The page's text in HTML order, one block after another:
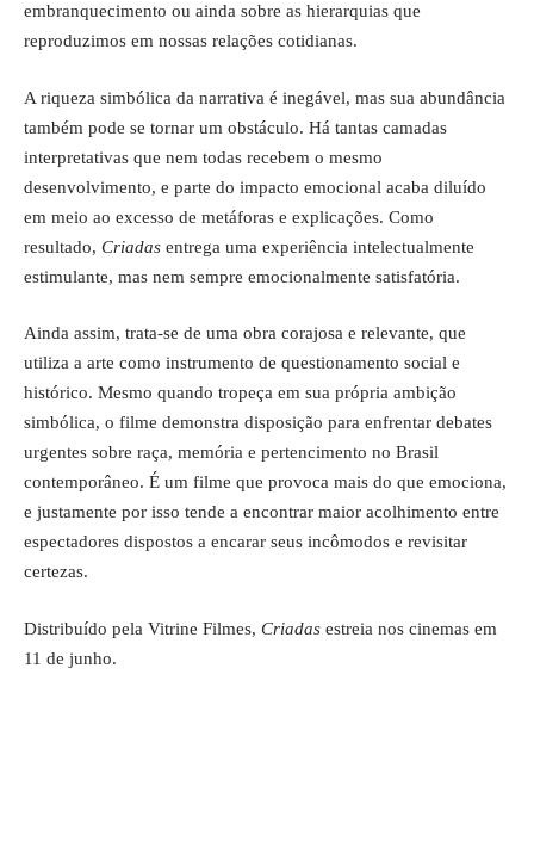
embranquecimento ou ainda sobre as hierarquias que
reproduzimos em nossas relações cotidianas.
A riqueza simbólica da narrativa é inegável, mas sua abundância
também pode se tornar um obstáculo. Há tantas camadas
interpretativas que nem todas recebem o mesmo
desenvolvimento, e parte do impacto emocional acaba diluído
em meio ao excesso de metáforas e explicações. Como
resultado, Criadas entrega uma experiência intelectualmente
estimulante, mas nem sempre emocionalmente satisfatória.
Ainda assim, trata-se de uma obra corajosa e relevante, que
utiliza a arte como instrumento de questionamento social e
histórico. Mesmo quando tropeça em sua própria ambição
simbólica, o filme demonstra disposição para enfrentar debates
urgentes sobre raça, memória e pertencimento no Brasil
contemporâneo. É um filme que provoca mais do que emociona,
e justamente por isso tende a encontrar maior acolhimento entre
espectadores dispostos a encarar seus incômodos e revisitar
certezas.
Distribuído pela Vitrine Filmes, Criadas estreia nos cinemas em
11 de junho.